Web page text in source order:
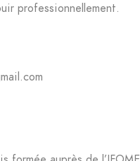
professionnellement.